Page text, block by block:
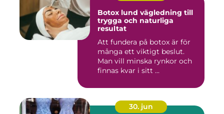
Botox lund vägledning till
trygga och naturliga
resultat
Att fundera på botox är för
många ett viktigt beslut.
Man vill minska rynkor och
finnas kvar i sitt ...
30. jun